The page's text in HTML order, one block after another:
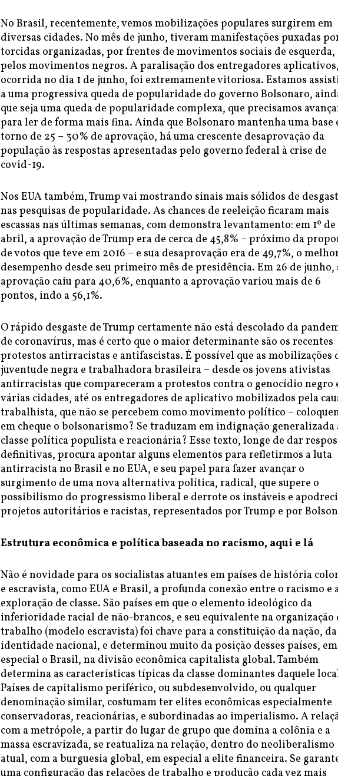
No Brasil, recentemente, vemos mobilizações populares surgirem em
diversas cidades. No mês de junho, tiveram manifestações puxadas
torcidas organizadas, por frentes de movimentos sociais de esquerda,
pelos movimentos negros. A paralisação dos entregadores aplicativos,
ocorrida no dia 1 de junho, foi extremamente vitoriosa. Estamos
a uma progressiva queda de popularidade do governo Bolsonaro,
que seja uma queda de popularidade complexa, que precisamos
para ler de forma mais fina. Ainda que Bolsonaro mantenha uma base
torno de 25 – 30% de aprovação, há uma crescente desaprovação da
população às respostas apresentadas pelo governo federal à crise de
covid-19.
Nos EUA também, Trump vai mostrando sinais mais sólidos de
nas pesquisas de popularidade. As chances de reeleição ficaram mais
escassas nas últimas semanas, com demonstra levantamento: em 1º de
abril, a aprovação de Trump era de cerca de 45,8% – próximo da
de votos que teve em 2016 – e sua desaprovação era de 49,7%, o
desempenho desde seu primeiro mês de presidência. Em 26 de junho,
aprovação caiu para 40,6%, enquanto a aprovação variou mais de 6
pontos, indo a 56,1%.
O rápido desgaste de Trump certamente não está descolado da
de coronavírus, mas é certo que o maior determinante são os recentes
protestos antirracistas e antifascistas. É possível que as mobilizações
juventude negra e trabalhadora brasileira – desde os jovens ativistas
antirracistas que compareceram a protestos contra o genocídio negro
várias cidades, até os entregadores de aplicativo mobilizados pela
trabalhista, que não se percebem como movimento político –
em cheque o bolsonarismo? Se traduzam em indignação generalizada
classe política populista e reacionária? Esse texto, longe de dar
definitivas, procura apontar alguns elementos para refletirmos a luta
antirracista no Brasil e no EUA, e seu papel para fazer avançar o
surgimento de uma nova alternativa política, radical, que supere o
possibilismo do progressismo liberal e derrote os instáveis e
projetos autoritários e racistas, representados por Trump e por
Estrutura econômica e política baseada no racismo, aqui e lá
Não é novidade para os socialistas atuantes em países de história
e escravista, como EUA e Brasil, a profunda conexão entre o racismo e
exploração de classe. São países em que o elemento ideológico da
inferioridade racial de não-brancos, e seu equivalente na organização
trabalho (modelo escravista) foi chave para a constituição da nação, da
identidade nacional, e determinou muito da posição desses países, em
especial o Brasil, na divisão econômica capitalista global. Também
determina as características típicas da classe dominantes daquele
Países de capitalismo periférico, ou subdesenvolvido, ou qualquer
denominação similar, costumam ter elites econômicas especialmente
conservadoras, reacionárias, e subordinadas ao imperialismo. A
com a metrópole, a partir do lugar de grupo que domina a colônia e a
massa escravizada, se reatualiza na relação, dentro do neoliberalismo
atual, com a burguesia global, em especial a elite financeira. Se